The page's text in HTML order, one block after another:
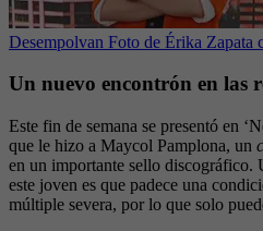
Desempolvan Foto de Érika Zapata
Un nuevo encontrón en las
Este fin de semana se presentó en
que le hizo a Maycol Pamplona, un
en un importante sello discográfico.
este joven es que padece una
múltiple severa, por lo que solo